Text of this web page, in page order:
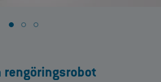
rengöringsrobot